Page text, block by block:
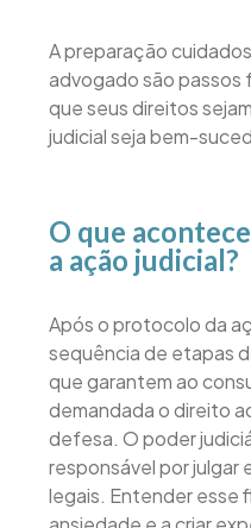
A preparação
advogado são passos
que seus direitos
judicial seja bem-
O que
a ação judicial?
Após o protocolo da
sequência de etapas
que garantem ao
demandada o direito
defesa. O poder
responsável por julgar
legais. Entender esse